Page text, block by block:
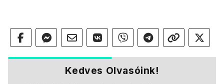
Kedves Olvasóink!